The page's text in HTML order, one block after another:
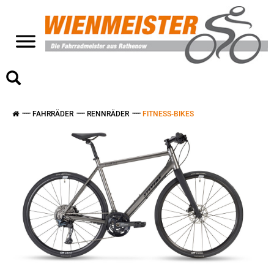
FAHRRÄDER RENNRÄDER FITNESS-BIKES